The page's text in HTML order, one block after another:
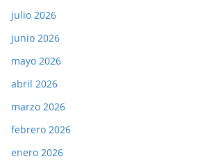
julio 2026
junio 2026
mayo 2026
abril 2026
marzo 2026
febrero 2026
enero 2026